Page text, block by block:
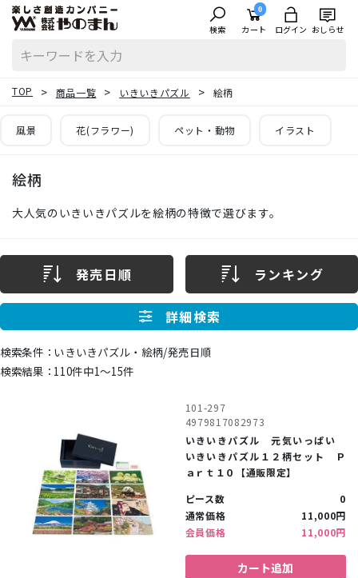
検索
0
カート ログイン おしらせ
TOP 商品一覧 いきいきパズル 絵柄
風景 花(フラワー) ペット・動物 イラスト
絵柄
大人気のいきいきパズルを絵柄の特徴で選びます。
発売日順 ランキング
詳細検索
いきいきパズル・絵柄/発売日順
110件中1〜15件
101-297
4979817082973
いきいきパズル 元気いっぱい
いきいきパズル１２柄セット Ｐ
ａｒｔ１０【通販限定】
ピース数
0
通常価格
11,000円
会員価格
11,000円
カート追加